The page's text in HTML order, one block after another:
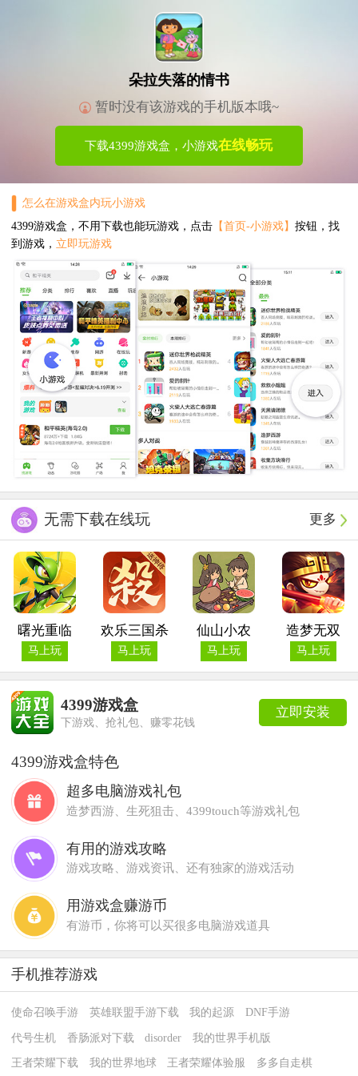
朵拉失落的情书
暂时没有该游戏的手机版本哦~
下载4399游戏盒，小游戏在线畅玩
怎么在游戏盒内玩小游戏
4399游戏盒，不用下载也能玩游戏，点击【首页-小游戏】 按钮，找
到游戏， 立即玩游戏
更多
无需下载在线玩
曙光重临
马上玩
欢乐三国杀
马上玩
仙山小农
马上玩
造梦无双
马上玩
立即安装
4399游戏盒
下游戏、抢礼包、赚零花钱
4399游戏盒特色
超多电脑游戏礼包
造梦西游、生死狙击、4399touch等游戏礼包
有用的游戏攻略
游戏攻略、游戏资讯、还有独家的游戏活动
用游戏盒赚游币
有游币，你将可以买很多电脑游戏道具
手机推荐游戏
使命召唤手游 英雄联盟手游下载 我的起源 DNF手游
代号生机 香肠派对下载 disorder 我的世界手机版
王者荣耀下载 我的世界地球 王者荣耀体验服 多多自走棋